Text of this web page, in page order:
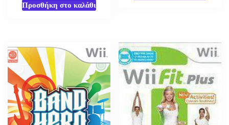
Προσθήκη στο καλάθι